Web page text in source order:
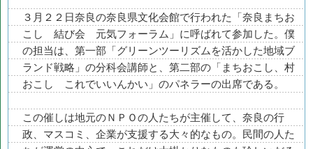
３月２２日奈良の奈良県文化会館で行われた「奈良まちお
こし 結び会 元気フォーラム」に呼ばれて参加した。僕
の担当は、第一部「グリーンツーリズムを活かした地域ブ
ランド戦略」の分科会講師と、第二部の「まちおこし、村
おこし これでいいんかい」のパネラーの出席である。
この催しは地元のＮＰＯの人たちが主催して、奈良の行
政、マスコミ、企業が支援する大々的なもの。民間の人た